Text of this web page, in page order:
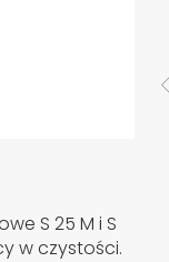
S 25 M i S
w czystości.